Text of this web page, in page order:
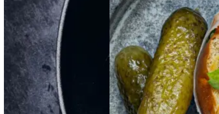
Gem opskrift
Dansk mad
Vintermad
Aftensmad
Gem opskrift
Morgenmad
Frokost